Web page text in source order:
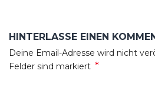
HINTERLASSE EINEN
Deine Email-Adresse wird nicht
Felder sind markiert *